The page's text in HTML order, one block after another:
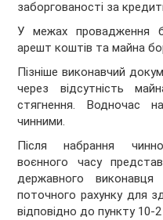
заборгованості за
У межах провадження
арешт коштів та майна
Пізніше виконавчий
через відсутність
стягнення. Водночас
чинними.
Після набрання
воєнного часу
державного
поточного рахунку для
відповідно до пункту 10-